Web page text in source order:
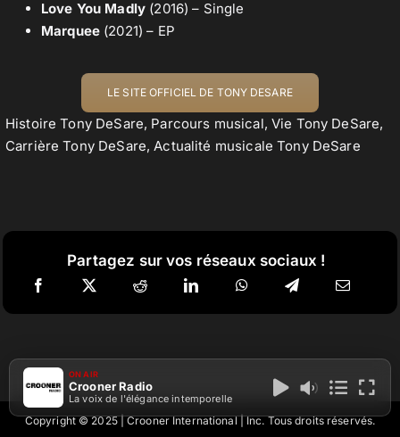
Love You Madly (2016) – Single
Marquee (2021) – EP
LE SITE OFFICIEL DE TONY DESARE
Histoire Tony DeSare, Parcours musical, Vie Tony DeSare,
Carrière Tony DeSare, Actualité musicale Tony DeSare
Partagez sur vos réseaux sociaux !
Copyright © 2025 | Crooner International | Inc. Tous droits réservés.
ON AIR
Crooner Radio
La voix de l'élégance intemporelle